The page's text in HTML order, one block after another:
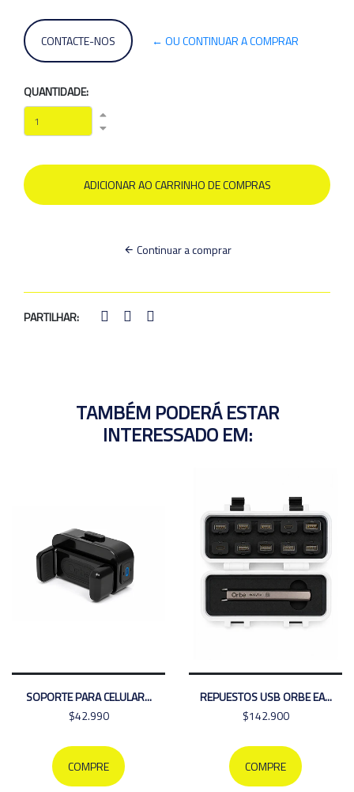
CONTACTE-NOS ← OU CONTINUAR A COMPRAR
QUANTIDADE:
Continuar a comprar
PARTILHAR:
TAMBÉM PODERÁ ESTAR
INTERESSADO EM:
SOPORTE PARA CELULAR...
$42.990
COMPRE
REPUESTOS USB ORBE EA...
$142.900
COMPRE